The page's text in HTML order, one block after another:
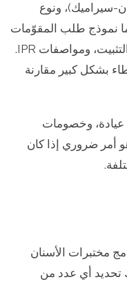
سيراميك)، ونوع
نموذج طلب المقوّمات
فيسأل عن عدد الأقواس، وتفضيلات التثبيت، ومواصفات IPR.
بشكل كبير مقارنة
عيادة، وخصومات
أمر ضروري إذا كان
مختبرات الأسنان
تحديد أي عدد من